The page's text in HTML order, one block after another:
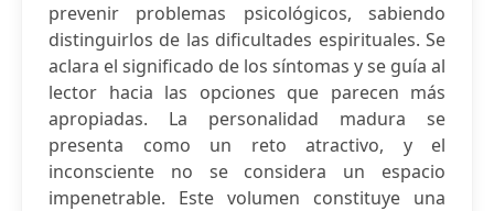
prevenir problemas psicológicos, sabiendo
distinguirlos de las dificultades espirituales. Se
aclara el significado de los síntomas y se guía al
lector hacia las opciones que parecen más
apropiadas. La personalidad madura se
presenta como un reto atractivo, y el
inconsciente no se considera un espacio
impenetrable. Este volumen constituye una